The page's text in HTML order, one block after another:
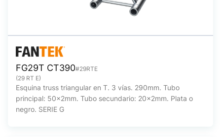
FG29T CT390#29RTE
(29 RT E)
Esquina truss triangular en T. 3 vías. 290mm. Tubo
principal: 50x2mm. Tubo secundario: 20x2mm. Plata o
negro. SERIE G